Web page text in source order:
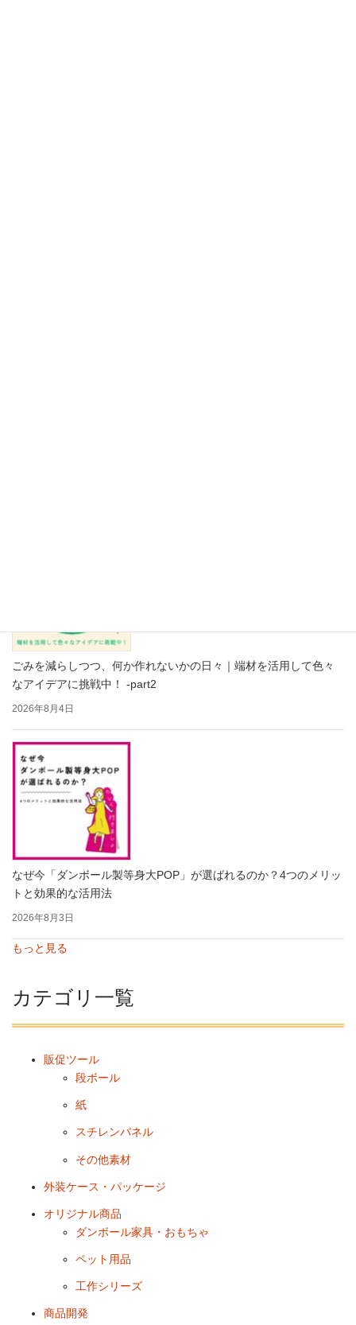
ごみを減らしつつ、何か作れないかの日々｜端材を活用して色々
なアイデアに挑戦中！ -part2
2026年8月4日
なぜ今「ダンボール製等身大POP」が選ばれるのか？4つのメリッ
トと効果的な活用法
2026年8月3日
もっと見る
カテゴリ一覧
販促ツール
段ボール
紙
スチレンパネル
その他素材
外装ケース・パッケージ
オリジナル商品
ダンボール家具・おもちゃ
ペット用品
工作シリーズ
商品開発